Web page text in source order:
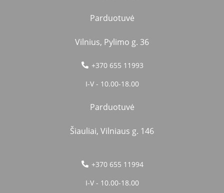
Parduotuvė
Vilnius, Pylimo g. 36
+370 655 11993
I-V - 10.00-18.00
Parduotuvė
Šiauliai, Vilniaus g. 146
+370 655 11994
I-V - 10.00-18.00